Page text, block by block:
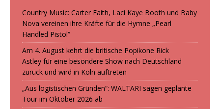
Country Music: Carter Faith, Laci Kaye Booth und Baby
Nova vereinen ihre Kräfte für die Hymne „Pearl
Handled Pistol“
Am 4. August kehrt die britische Popikone Rick
Astley für eine besondere Show nach Deutschland
zurück und wird in Köln auftreten
„Aus logistischen Gründen“: WALTARI sagen geplante
Tour im Oktober 2026 ab